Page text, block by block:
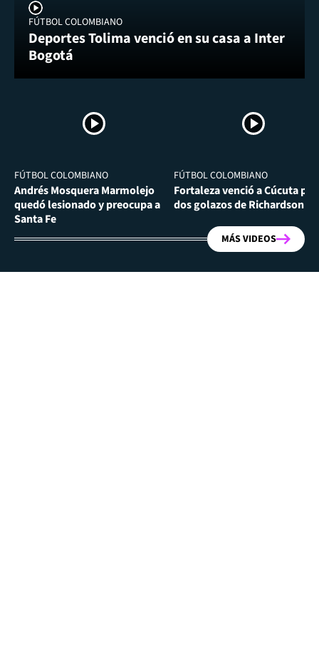
FÚTBOL COLOMBIANO
Deportes Tolima venció en su casa a Inter
Bogotá
FÚTBOL COLOMBIANO
Andrés Mosquera Marmolejo
quedó lesionado y preocupa a
Santa Fe
FÚTBOL COLOMBIANO
Fortaleza venció a Cúcuta por
dos golazos de Richardson
MÁS VIDEOS